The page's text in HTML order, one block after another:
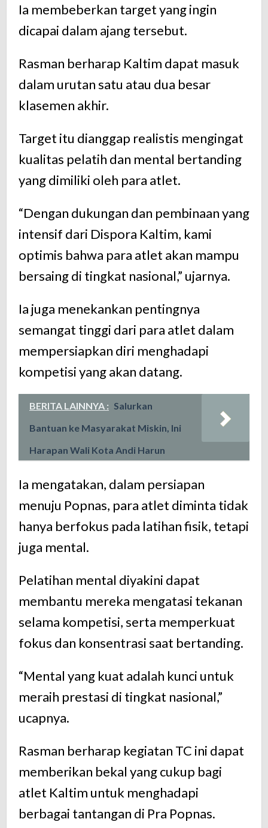
Ia membeberkan target yang ingin
dicapai dalam ajang tersebut.
Rasman berharap Kaltim dapat masuk
dalam urutan satu atau dua besar
klasemen akhir.
Target itu dianggap realistis mengingat
kualitas pelatih dan mental bertanding
yang dimiliki oleh para atlet.
“Dengan dukungan dan pembinaan yang
intensif dari Dispora Kaltim, kami
optimis bahwa para atlet akan mampu
bersaing di tingkat nasional,” ujarnya.
Ia juga menekankan pentingnya
semangat tinggi dari para atlet dalam
mempersiapkan diri menghadapi
kompetisi yang akan datang.
BERITA LAINNYA : Salurkan
Bantuan ke Masyarakat Miskin, Ini
Harapan Wali Kota Andi Harun
Ia mengatakan, dalam persiapan
menuju Popnas, para atlet diminta tidak
hanya berfokus pada latihan fisik, tetapi
juga mental.
Pelatihan mental diyakini dapat
membantu mereka mengatasi tekanan
selama kompetisi, serta memperkuat
fokus dan konsentrasi saat bertanding.
“Mental yang kuat adalah kunci untuk
meraih prestasi di tingkat nasional,”
ucapnya.
Rasman berharap kegiatan TC ini dapat
memberikan bekal yang cukup bagi
atlet Kaltim untuk menghadapi
berbagai tantangan di Pra Popnas.